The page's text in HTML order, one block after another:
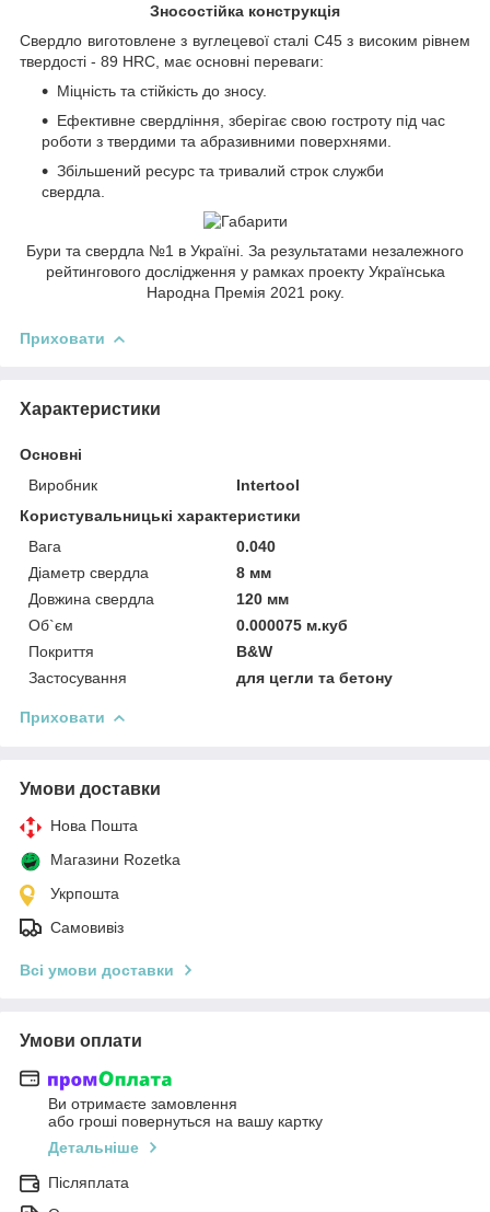
Зносостійка конструкція
Свердло виготовлене з вуглецевої сталі С45 з високим рівнем
твердості - 89 HRC, має основні переваги:
Міцність та стійкість до зносу.
Ефективне свердління, зберігає свою гостроту під час
роботи з твердими та абразивними поверхнями.
Збільшений ресурс та тривалий строк служби
свердла.
Бури та свердла №1 в Україні. За результатами незалежного
рейтингового дослідження у рамках проекту Українська
Народна Премія 2021 року.
Приховати
Характеристики
Основні
Виробник
Intertool
Користувальницькі характеристики
Вага
0.040
Діаметр свердла
8 мм
Довжина свердла
120 мм
Об`єм
0.000075 м.куб
Покриття
B&W
Застосування
для цегли та бетону
Приховати
Умови доставки
Нова Пошта
Магазини Rozetka
Укрпошта
Самовивіз
Всі умови доставки
Умови оплати
Ви отримаєте замовлення
або гроші повернуться на вашу картку
Детальніше
Післяплата